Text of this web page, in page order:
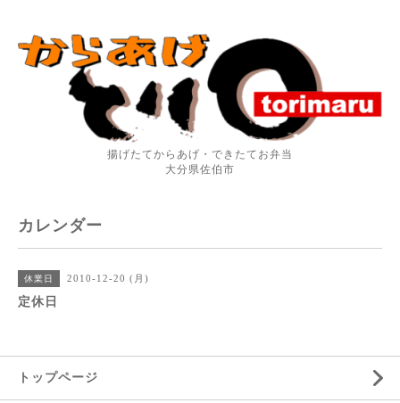
揚げたてからあげ・できたてお弁当
大分県佐伯市
カレンダー
休業日 2010-12-20 (月)
定休日
トップページ